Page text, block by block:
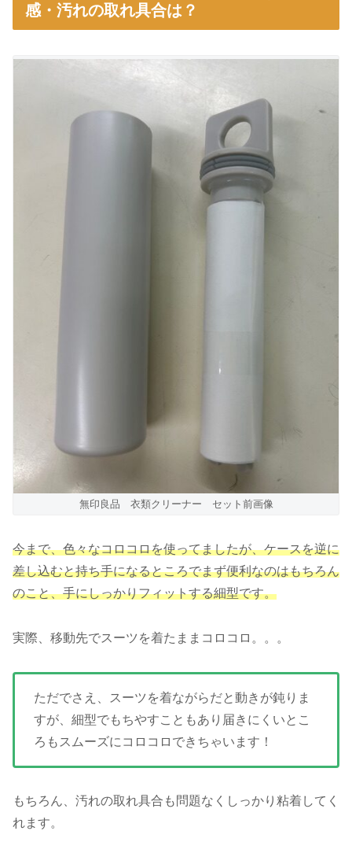
感・汚れの取れ具合は？
無印良品 衣類クリーナー セット前画像
今まで、色々なコロコロを使ってましたが、ケースを逆に
差し込むと持ち手になるところでまず便利なのはもちろん
のこと、手にしっかりフィットする細型です。
実際、移動先でスーツを着たままコロコロ。。。
ただでさえ、スーツを着ながらだと動きが鈍りま
すが、細型でもちやすこともあり届きにくいとこ
ろもスムーズにコロコロできちゃいます！
もちろん、汚れの取れ具合も問題なくしっかり粘着してく
れます。